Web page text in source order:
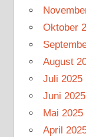
Oktober
August
Juli 2025
Juni 2025
Mai 2025
April